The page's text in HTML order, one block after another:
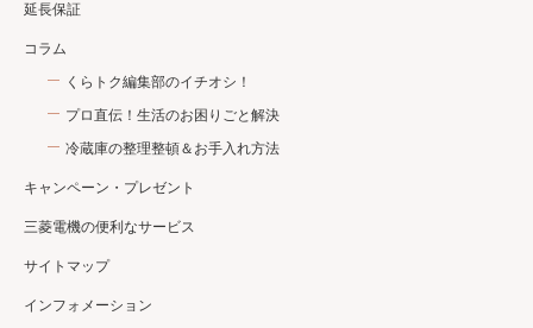
延長保証
コラム
くらトク編集部のイチオシ！
プロ直伝！生活のお困りごと解決
冷蔵庫の整理整頓＆お手入れ方法
キャンペーン・プレゼント
三菱電機の便利なサービス
サイトマップ
インフォメーション